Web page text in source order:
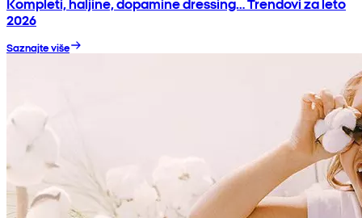
2026
Saznajte više